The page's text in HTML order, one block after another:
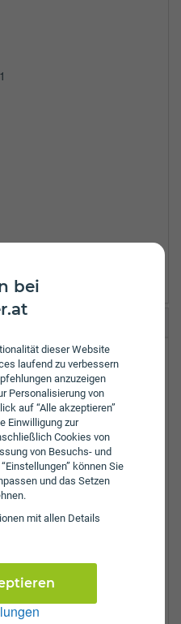
bei
dieser Website
laufend zu verbessern
anzuzeigen
Personalisierung von
auf “Alle akzeptieren”
Einwilligung zur
Cookies von
von Besuchs- und
können Sie
und das Setzen
mit allen Details